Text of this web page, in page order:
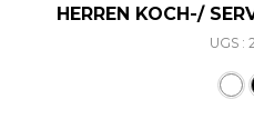
HERREN KOCH-/
UGS :